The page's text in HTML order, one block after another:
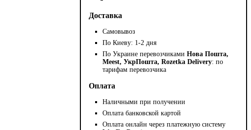
Доставка
Самовывоз
По Киеву: 1-2 дня
По Украине перевозчикамиНова Пошта,
Meest, УкрПошта, Rozetka Delivery: по
тарифам перевозчика
Оплата
Наличными при получении
Оплата банковской картой
Оплата онлайн через платежную систему